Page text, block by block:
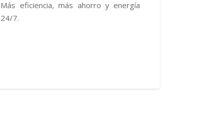
Más eficiencia, más ahorro y energía
24/7.